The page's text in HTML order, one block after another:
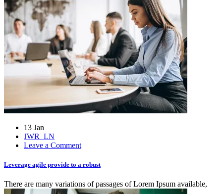
13 Jan
JWR_LN
Leave a Commenton
agile
a
Leverage agile provide to a robust
There are many variations of passages of Lorem Ipsum available,